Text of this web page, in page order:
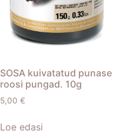
SOSA kuivatatud punase
roosi pungad. 10g
5,00 €
Loe edasi